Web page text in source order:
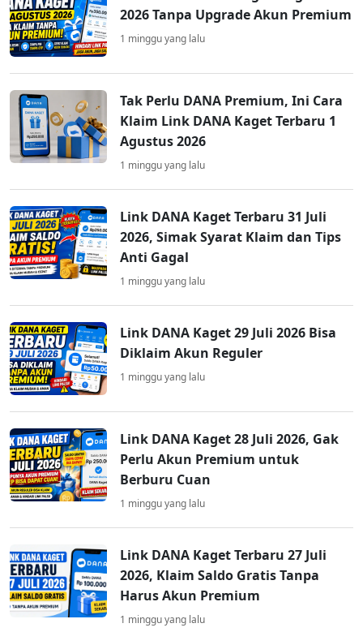
2026 Tanpa Upgrade Akun Premium
1 minggu yang lalu
Tak Perlu DANA Premium, Ini Cara
Klaim Link DANA Kaget Terbaru 1
Agustus 2026
1 minggu yang lalu
Link DANA Kaget Terbaru 31 Juli
2026, Simak Syarat Klaim dan Tips
Anti Gagal
1 minggu yang lalu
Link DANA Kaget 29 Juli 2026 Bisa
Diklaim Akun Reguler
1 minggu yang lalu
Link DANA Kaget 28 Juli 2026, Gak
Perlu Akun Premium untuk
Berburu Cuan
1 minggu yang lalu
Link DANA Kaget Terbaru 27 Juli
2026, Klaim Saldo Gratis Tanpa
Harus Akun Premium
1 minggu yang lalu